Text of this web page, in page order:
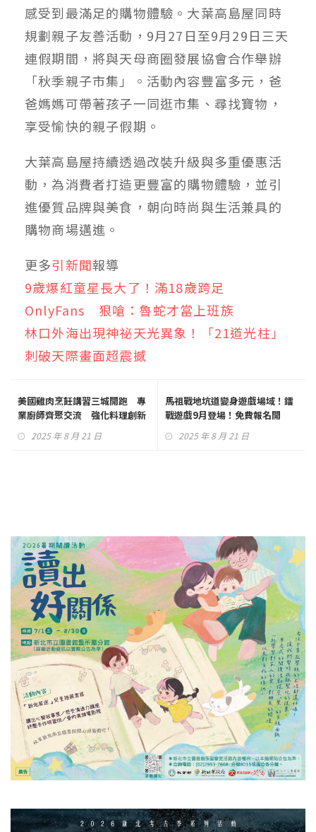
感受到最滿足的購物體驗。大葉高島屋同時
規劃親子友善活動，9月27日至9月29日三天
連假期間，將與天母商圈發展協會合作舉辦
「秋季親子市集」。活動內容豐富多元，爸
爸媽媽可帶著孩子一同逛市集、尋找寶物，
享受愉快的親子假期。
大葉高島屋持續透過改裝升級與多重優惠活
動，為消費者打造更豐富的購物體驗，並引
進優質品牌與美食，朝向時尚與生活兼具的
購物商場邁進。
更多引新聞報導
9歲爆紅童星長大了！滿18歲跨足
OnlyFans 狠嗆：魯蛇才當上班族
林口外海出現神祕天光異象！「21道光柱」
刺破天際畫面超震撼
美國雞肉烹飪講習三城開跑 專
業廚師齊聚交流 強化料理創新
2025 年 8 月 21 日
馬祖戰地坑道變身遊戲場域！鐳
戰遊戲9月登場！免費報名開
2025 年 8 月 21 日